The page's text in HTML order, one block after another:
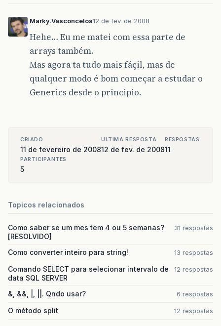
Marky.Vasconcelos12 de fev. de 2008
Hehe… Eu me matei com essa parte de
arrays também.
Mas agora ta tudo mais fáçil, mas de
qualquer modo é bom começar a estudar o
Generics desde o principio.
CRIADO
11 de fevereiro de 2008
ULTIMA RESPOSTA
12 de fev. de 2008
RESPOSTAS
11
PARTICIPANTES
5
Topicos relacionados
Como saber se um mes tem 4 ou 5 semanas?
[RESOLVIDO]
31 respostas
Como converter inteiro para string! 13 respostas
Comando SELECT para selecionar intervalo de
data SQL SERVER
12 respostas
&, &&, |, ||. Qndo usar? 6 respostas
O método split 12 respostas